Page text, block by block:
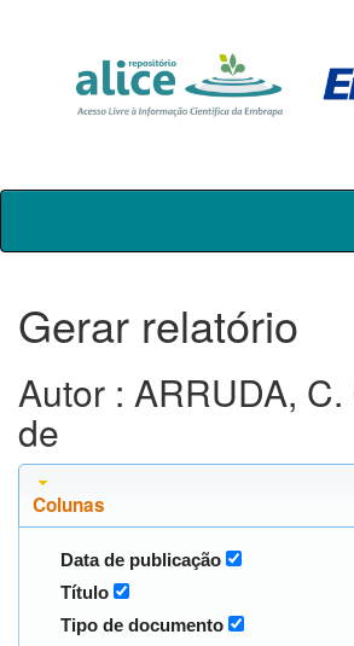
Skip
Gerar relatório
Autor : ARRUDA, C.
de
Colunas
Data de publicação
Título
Tipo de documento